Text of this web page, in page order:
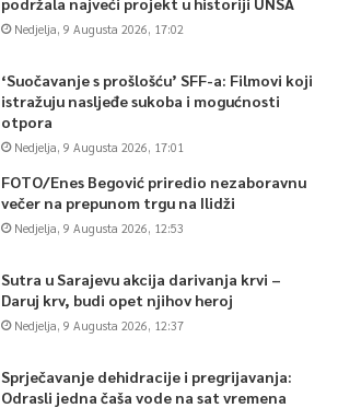
Article Rating
Nedjelja, 9 Augusta 2026, 17:02
‘Suočavanje s prošlošću’ SFF-a: Filmovi koji
istražuju nasljeđe sukoba i mogućnosti
otpora
Nedjelja, 9 Augusta 2026, 17:01
FOTO/Enes Begović priredio nezaboravnu
večer na prepunom trgu na Ilidži
Nedjelja, 9 Augusta 2026, 12:53
Sutra u Sarajevu akcija darivanja krvi –
Daruj krv, budi opet njihov heroj
Nedjelja, 9 Augusta 2026, 12:37
Sprječavanje dehidracije i pregrijavanja:
Odrasli jedna čaša vode na sat vremena